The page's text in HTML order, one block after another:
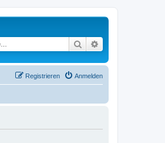
Suche
Anmelden
Registrieren